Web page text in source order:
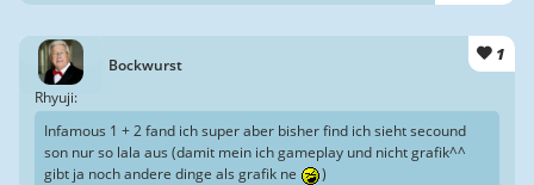
Bockwurst
1
Rhyuji:
Infamous 1 + 2 fand ich super aber bisher find ich sieht secound
son nur so lala aus (damit mein ich gameplay und nicht grafik^^
gibt ja noch andere dinge als grafik ne
)